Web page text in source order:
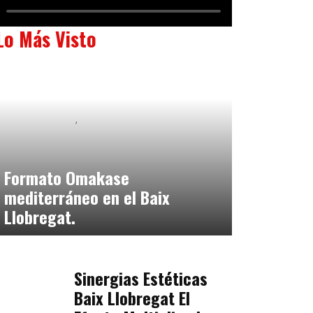
Más Visto
Formato Omakase
mediterráneo en el Baix
Llobregat.
Sinergias Estéticas
Baix Llobregat El